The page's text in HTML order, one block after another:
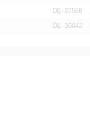
DE–27568
DE–36043